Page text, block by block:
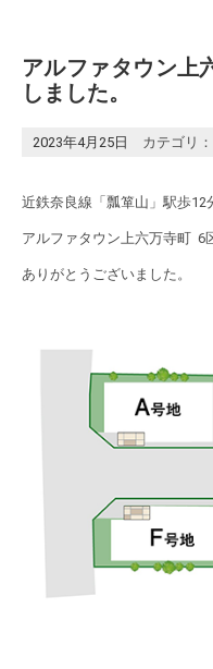
アルファタウン
しました。
2023年4月25日 カテゴリ：
近鉄奈良線「瓢箪山」駅歩12
アルファタウン上六万寺町 6
ありがとうございました。